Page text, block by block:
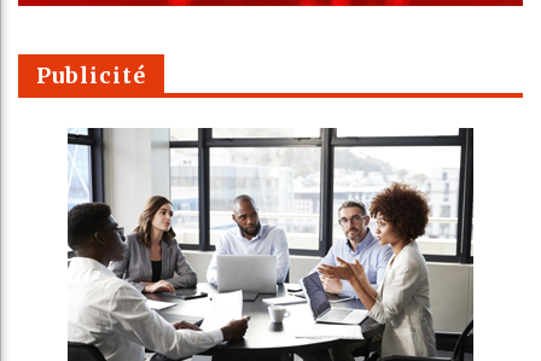
Publicité